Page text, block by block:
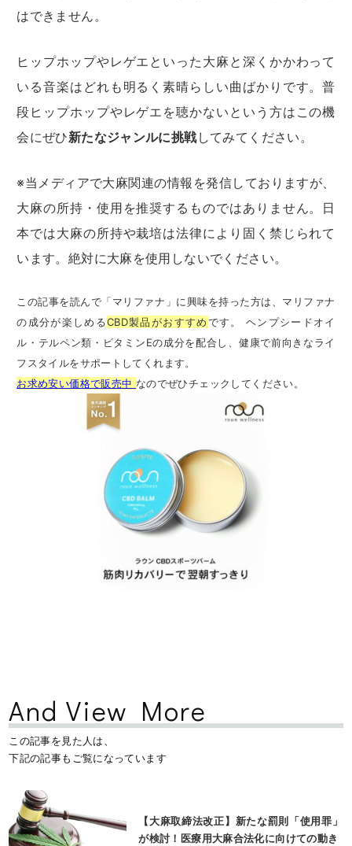
はできません。
ヒップホップやレゲエといった大麻と深くかかわって
いる音楽はどれも明るく素晴らしい曲ばかりです。普
段ヒップホップやレゲエを聴かないという方はこの機
会にぜひ新たなジャンルに挑戦してみてください。
※当メディアで大麻関連の情報を発信しておりますが、
大麻の所持・使用を推奨するものではありません。日
本では大麻の所持や栽培は法律により固く禁じられて
います。絶対に大麻を使用しないでください。
この記事を読んで「マリファナ」に興味を持った方は、マリファナ
の成分が楽しめるCBD製品がおすすめです。 ヘンプシードオイ
ル・テルペン類・ビタミンEの成分を配合し、健康で前向きなライ
フスタイルをサポートしてくれます。
お求め安い価格で販売中 なのでぜひチェックしてください。
And View More
この記事を見た人は、
下記の記事もご覧になっています
【大麻取締法改正】新たな罰則「使用罪」
が検討！医療用大麻合法化に向けての動き